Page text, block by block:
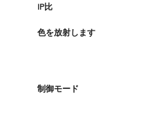
IP比
色を放射します
制御モード